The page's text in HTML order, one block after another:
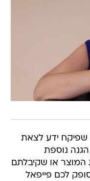
שפיקח ידע לצאת
נוספת
המוצר או שקיבלתם
לכם פייפאל